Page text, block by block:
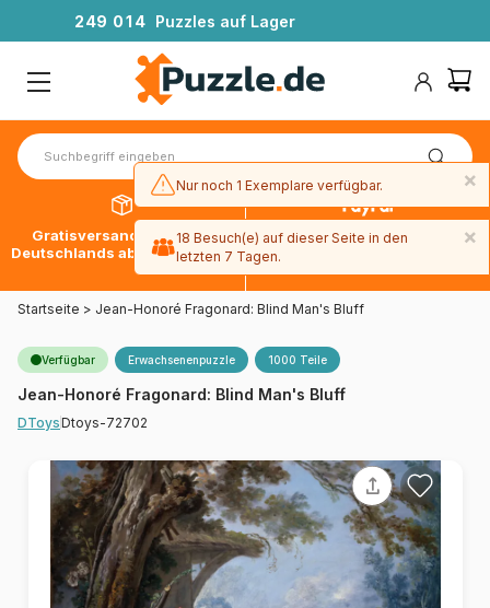
249 01 4 Puzzles auf Lager
Gratisversand innerhalb
Deutschlands ab 49 € mit DPD
30 Tage später bezahlen
Startseite > Jean-Honoré Fragonard: Blind Man's Bluff
Verfügbar Erwachsenenpuzzle 1000 Teile
Jean-Honoré Fragonard: Blind Man's Bluff
DToysDtoys-72702
×
Nur noch 1 Exemplare verfügbar.
×
18 Besuch(e) auf dieser Seite in den
letzten 7 Tagen.